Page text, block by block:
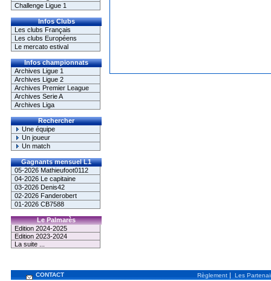
Challenge Ligue 1
Infos Clubs
Les clubs Français
Les clubs Européens
Le mercato estival
Infos championnats
Archives Ligue 1
Archives Ligue 2
Archives Premier League
Archives Serie A
Archives Liga
Rechercher
Une équipe
Un joueur
Un match
Gagnants mensuel L1
05-2026 Mathieufoot0112
04-2026 Le capitaine
03-2026 Denis42
02-2026 Fanderobert
01-2026 CB7588
Le Palmarès
Edition 2024-2025
Edition 2023-2024
La suite ...
CONTACT Règlement | Les